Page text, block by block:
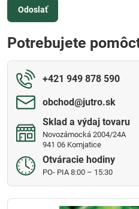
Odoslať
Potrebujete
+421 949 878 590
obchod​@jutro​.sk
Sklad a výdaj tovaru
Novozámocká 2004/24A
941 06 Komjatice
Otváracie hodiny
PO- PIA 8:00 – 15:30